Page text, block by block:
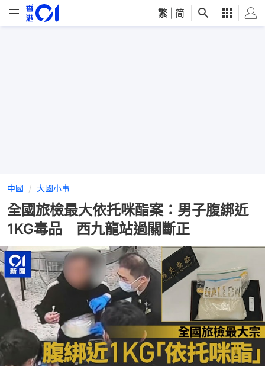
繁 简
中國 大國小事
全國旅檢最大依托咪酯案：男子腹綁近
1KG毒品 西九龍站過關斷正